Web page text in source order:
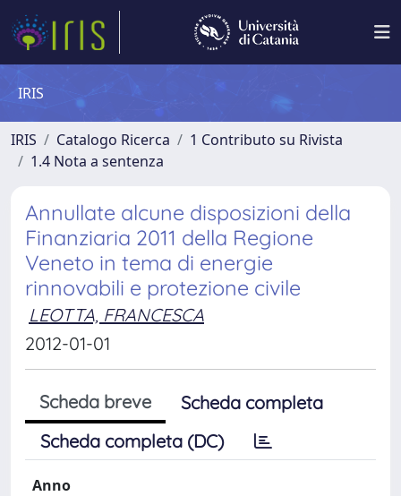
IRIS
IRIS Catalogo Ricerca
1 Contributo su Rivista
1.4 Nota a sentenza
Annullate alcune disposizioni della
Finanziaria 2011 della Regione
Veneto in tema di energie
rinnovabili e protezione civile
LEOTTA, FRANCESCA
2012-01-01
Scheda breve
Scheda completa
Scheda completa (DC)
Anno